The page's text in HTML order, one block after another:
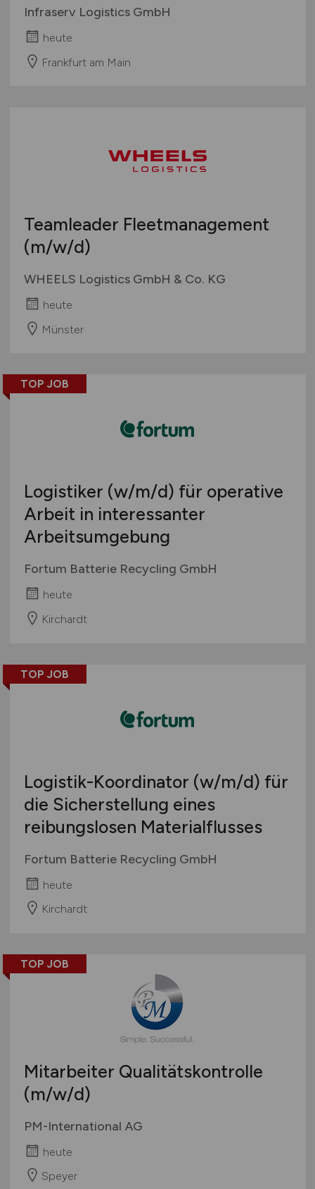
Infraserv Logistics GmbH
heute
Frankfurt am Main
Teamleader Fleetmanagement
(m/w/d)
WHEELS Logistics GmbH & Co. KG
heute
Münster
TOP JOB
Logistiker (w/m/d) für operative
Arbeit in interessanter
Arbeitsumgebung
Fortum Batterie Recycling GmbH
heute
Kirchardt
TOP JOB
Logistik-Koordinator (w/m/d) für
die Sicherstellung eines
reibungslosen Materialflusses
Fortum Batterie Recycling GmbH
heute
Kirchardt
TOP JOB
Mitarbeiter Qualitätskontrolle
(m/w/d)
PM-International AG
heute
Speyer